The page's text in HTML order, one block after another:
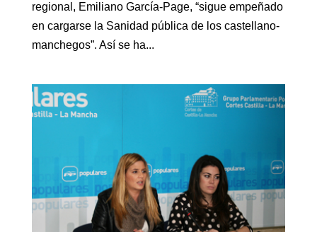
regional, Emiliano García-Page, “sigue empeñado
en cargarse la Sanidad pública de los castellano-
manchegos”. Así se ha...